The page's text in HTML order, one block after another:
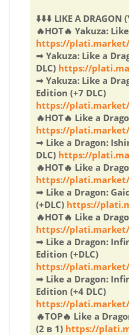
⬇️⬇️⬇️ LIKE A DRAGON
🔥HOT🔥 Yakuza:
https://
➟ Yakuza: Like a
DLC) https://
➟ Yakuza: Like a
Edition (+7 DLC)
https://
🔥HOT🔥 Like a
https://
➟ Like a Dragon:
DLC) https://
🔥HOT🔥 Like a
https://
➟ Like a Dragon:
(+DLC) https://
🔥HOT🔥 Like a
https://
➟ Like a Dragon:
Edition (+DLC)
https://
➟ Like a Dragon:
Edition (+4 DLC)
https://
🔥TOP🔥 Like a
(2 в 1) https://